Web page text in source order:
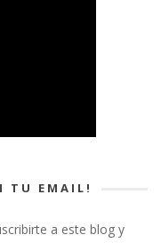
TU EMAIL!
a este blog y